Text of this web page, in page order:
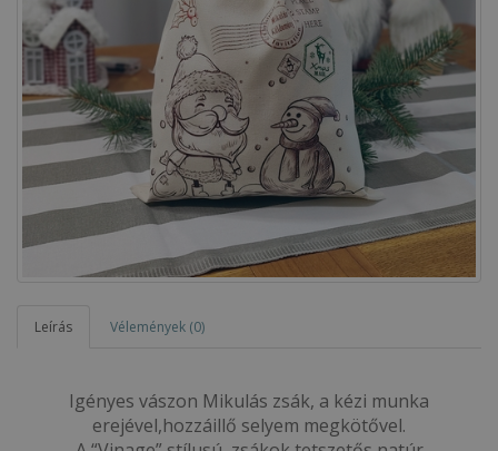
Leírás Vélemények (0)
Igényes vászon Mikulás zsák, a kézi munka
erejével,hozzáillő selyem megkötővel.